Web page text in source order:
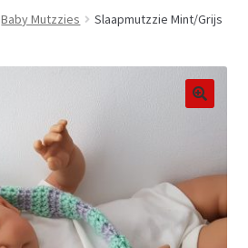
Baby Mutzzies Slaapmutzzie Mint/Grijs